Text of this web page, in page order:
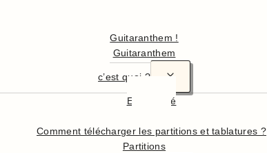
Guitaranthem !
Guitaranthem
c’est quoi ?
En résumé
Comment télécharger les partitions et tablatures ?
Partitions